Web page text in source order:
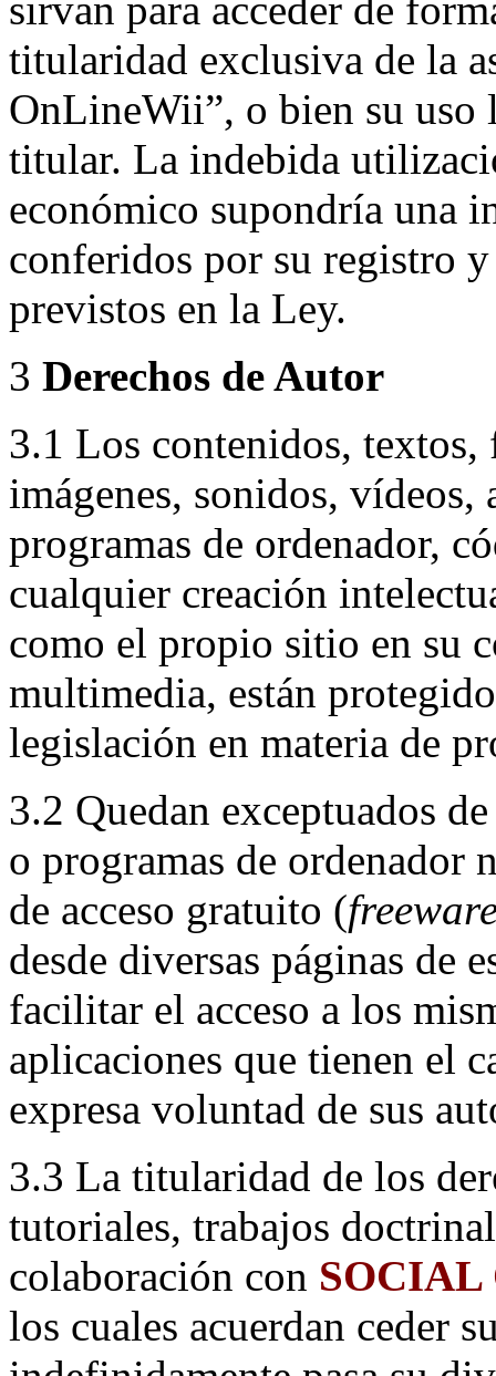
sirvan para acceder de
titularidad exclusiva de la
OnLineWii”, o bien su
titular. La indebida
económico supondría una
conferidos por su registro
previstos en la Ley.
3 Derechos de Autor
3.1 Los contenidos,
imágenes, sonidos, vídeos,
programas de ordenador,
cualquier creación
como el propio sitio en su
multimedia, están
legislación en materia de
3.2 Quedan exceptuados
o programas de ordenador
de acceso gratuito (
desde diversas páginas de
facilitar el acceso a los
aplicaciones que tienen el
expresa voluntad de sus
3.3 La titularidad de los
tutoriales, trabajos
colaboración con SOCIAL
los cuales acuerdan ceder